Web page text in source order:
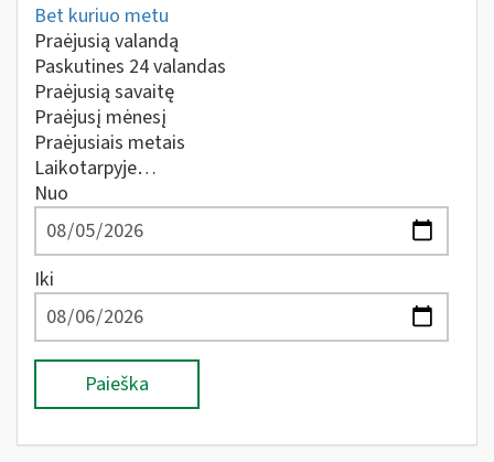
Bet kuriuo metu
Praėjusią valandą
Paskutines 24 valandas
Praėjusią savaitę
Praėjusį mėnesį
Praėjusiais metais
Laikotarpyje…
Nuo
Iki
Paieška